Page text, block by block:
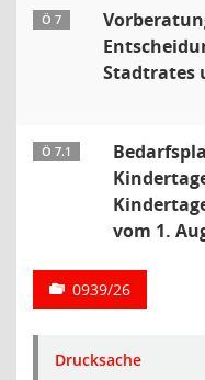
Ö 7
Stadtrates
Ö 7.1
vom 1.
0939/26
Drucksache